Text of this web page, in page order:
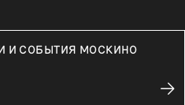
И СОБЫТИЯ МОСКИНО